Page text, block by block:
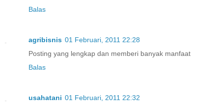
Balas
agribisnis 01 Februari, 2011 22:28
Posting yang lengkap dan memberi banyak manfaat
Balas
usahatani 01 Februari, 2011 22:32